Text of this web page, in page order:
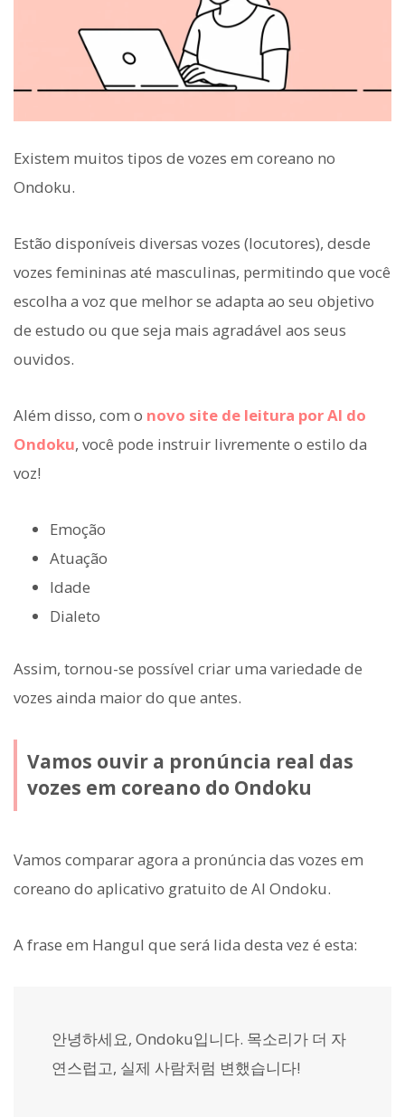
Existem muitos tipos de vozes em coreano no
Ondoku.
Estão disponíveis diversas vozes (locutores), desde
vozes femininas até masculinas, permitindo que você
escolha a voz que melhor se adapta ao seu objetivo
de estudo ou que seja mais agradável aos seus
ouvidos.
Além disso, com o novo site de leitura por AI do
Ondoku, você pode instruir livremente o estilo da
voz!
Emoção
Atuação
Idade
Dialeto
Assim, tornou-se possível criar uma variedade de
vozes ainda maior do que antes.
Vamos ouvir a pronúncia real das
vozes em coreano do Ondoku
Vamos comparar agora a pronúncia das vozes em
coreano do aplicativo gratuito de AI Ondoku.
A frase em Hangul que será lida desta vez é esta:
안녕하세요, Ondoku입니다. 목소리가 더 자
연스럽고, 실제 사람처럼 변했습니다!